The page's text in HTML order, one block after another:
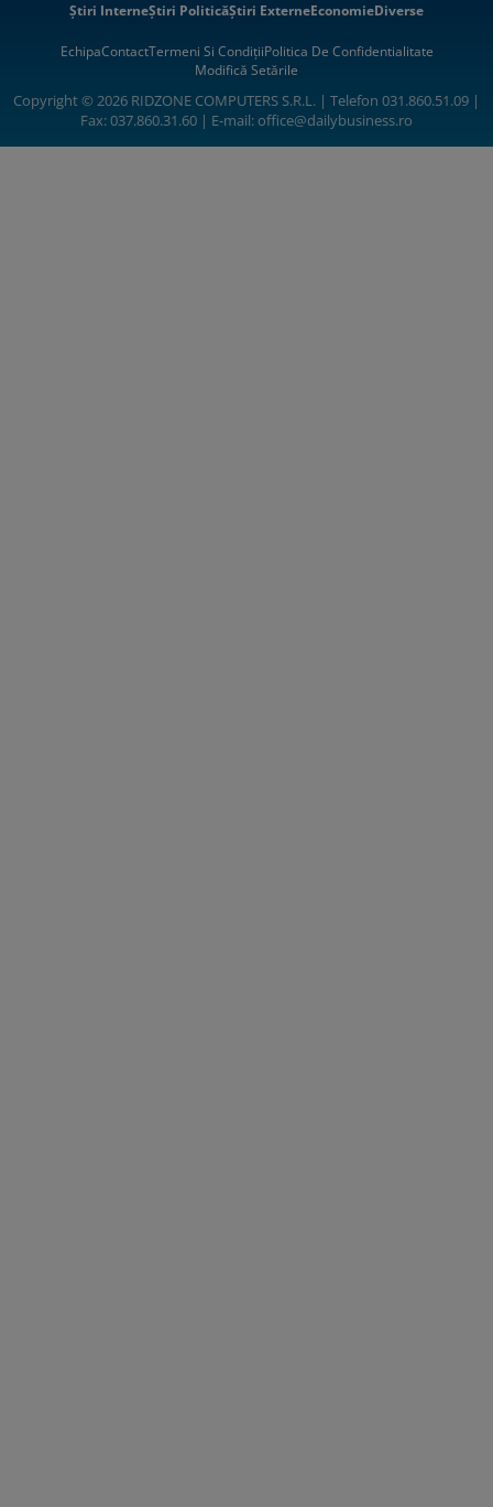
Știri InterneȘtiri PoliticăȘtiri ExterneEconomieDiverse
EchipaContactTermeni Si CondițiiPolitica De Confidentialitate
Modifică Setările
Copyright © 2026 RIDZONE COMPUTERS S.R.L. | Telefon 031.860.51.09 |
Fax: 037.860.31.60 | E-mail:office@dailybusiness.ro